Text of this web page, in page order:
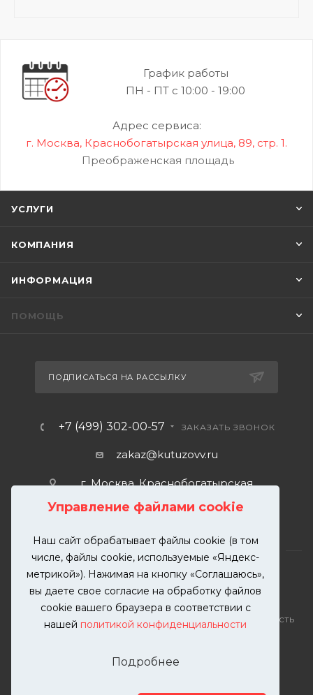
Управление файлами cookie
Наш сайт обрабатывает файлы cookie (в том
числе, файлы cookie, используемые «Яндекс-
метрикой»). Нажимая на кнопку «Соглашаюсь»,
вы даете свое согласие на обработку файлов
cookie вашего браузера в соответствии с
нашей политикой конфиденциальности
Подробнее
График работы
ПН - ПТ с 10:00 - 19:00
Адрес сервиса:
г. Москва, Краснобогатырская улица, 89, стр. 1.
Преображенская площадь
УСЛУГИ
КОМПАНИЯ
ИНФОРМАЦИЯ
ПОМОЩЬ
ПОДПИСАТЬСЯ НА РАССЫЛКУ
+7 (499) 302-00-57 ЗАКАЗАТЬ ЗВОНОК
zakaz@kutuzovv.ru
г. Москва, Краснобогатырская
2026 © KUTUZOVV | Кузовной ремонт и покраска
автомобилей. Вся информация на сайте – собственность
разрешения запрещена. Все права защищены.